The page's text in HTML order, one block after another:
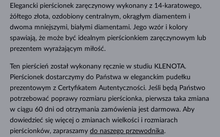
Elegancki pierścionek zaręczynowy wykonany z 14-karatowego,
żółtego złota, ozdobiony centralnym, okrągłym diamentem i
dwoma mniejszymi, białymi diamentami. Jego wzór i kolory
spawiają, że może być idealnym pierścionkiem zaręczynowym lub
prezentem wyrażającym miłość.
Ten pierścień został wykonany ręcznie w studiu KLENOTA.
Pierścionek dostarczymy do Państwa w eleganckim pudełku
prezentowym z Certyfikatem Autentyczności. Jeśli będą Państwo
potrzebować poprawy rozmiaru pierścionka, pierwsza taka zmiana
w ciągu 60 dni od otrzymania zamówienia jest darmowa. Aby
dowiedzieć się więcej o zmianach wielkości i rozmiarach
pierścionków, zapraszamy do naszego przewodnika.